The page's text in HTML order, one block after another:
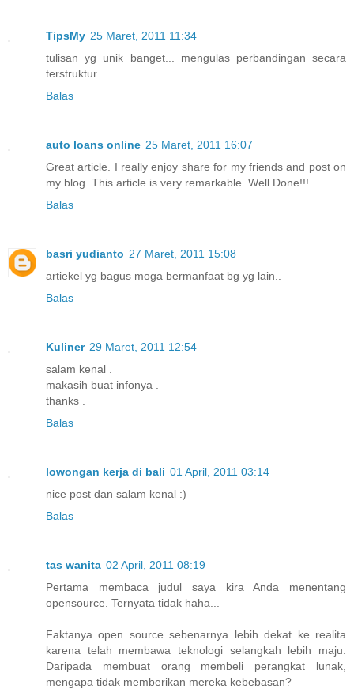
TipsMy 25 Maret, 2011 11:34
tulisan yg unik banget... mengulas perbandingan secara
terstruktur...
Balas
auto loans online 25 Maret, 2011 16:07
Great article. I really enjoy share for my friends and post on
my blog. This article is very remarkable. Well Done!!!
Balas
basri yudianto 27 Maret, 2011 15:08
artiekel yg bagus moga bermanfaat bg yg lain..
Balas
Kuliner 29 Maret, 2011 12:54
salam kenal .
makasih buat infonya .
thanks .
Balas
lowongan kerja di bali 01 April, 2011 03:14
nice post dan salam kenal :)
Balas
tas wanita 02 April, 2011 08:19
Pertama membaca judul saya kira Anda menentang
opensource. Ternyata tidak haha...
Faktanya open source sebenarnya lebih dekat ke realita
karena telah membawa teknologi selangkah lebih maju.
Daripada membuat orang membeli perangkat lunak,
mengapa tidak memberikan mereka kebebasan?